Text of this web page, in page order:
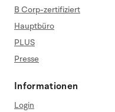
B Corp-zertifiziert
Hauptbüro
PLUS
Presse
Informationen
Login